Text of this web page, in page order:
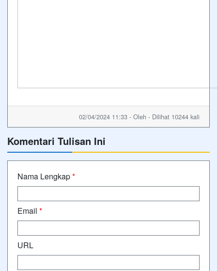
02/04/2024 11:33 - Oleh - Dilihat 10244 kali
Komentari Tulisan Ini
Nama Lengkap*
Email *
URL